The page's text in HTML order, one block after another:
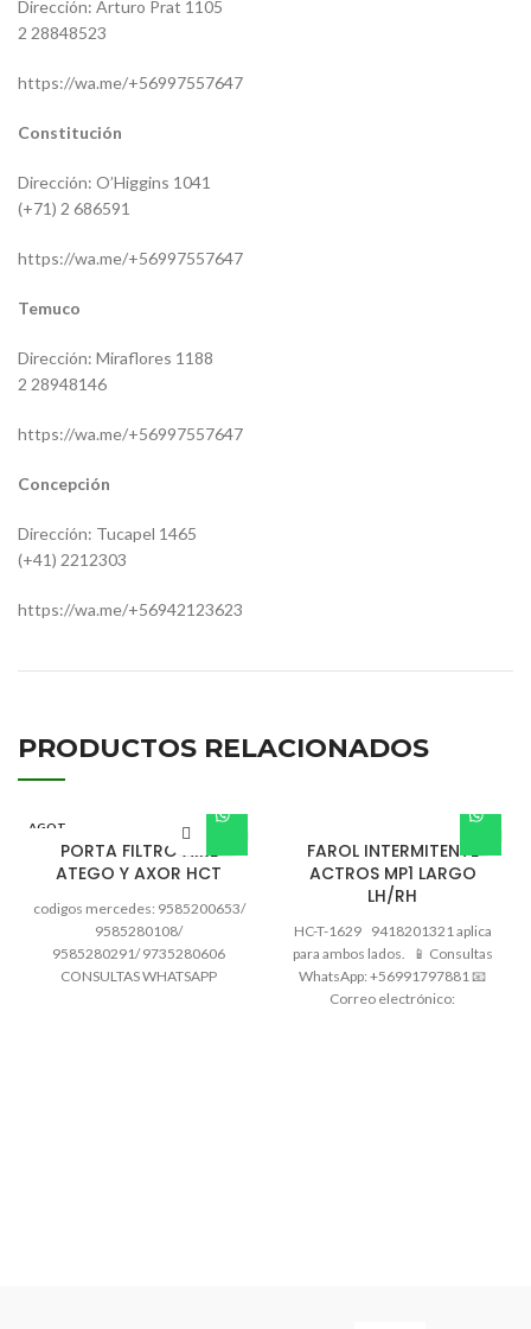
Dirección: Arturo Prat 1105
2 28848523
https://wa.me/+56997557647
Constitución
Dirección: O’Higgins 1041
(+71) 2 686591
https://wa.me/+56997557647
Temuco
Dirección: Miraflores 1188
2 28948146
https://wa.me/+56997557647
Concepción
Dirección: Tucapel 1465
(+41) 2212303
https://wa.me/+56942123623
PRODUCTOS RELACIONADOS
AGOT
PORTA FILTRO AIRE
ATEGO Y AXOR HCT
codigos mercedes: 9585200653/
9585280108/
9585280291/ 9735280606
CONSULTAS WHATSAPP
FAROL INTERMITENTE
ACTROS MP1 LARGO
LH/RH
HC-T-1629 9418201321 aplica
para ambos lados. 📱 Consultas
WhatsApp: +56991797881 📧
Correo electrónico: